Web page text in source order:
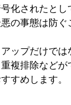
化されたと
の事態は防ぐ
ップだけで
複排除など
すめします。